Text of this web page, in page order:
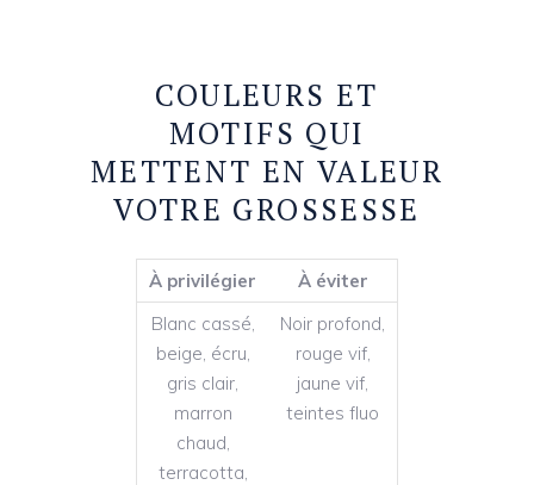
COULEURS ET
MOTIFS QUI
METTENT EN VALEUR
VOTRE GROSSESSE
À privilégier
À éviter
Blanc cassé,
beige, écru,
gris clair,
marron
chaud,
terracotta,
Noir profond,
rouge vif,
jaune vif,
teintes fluo